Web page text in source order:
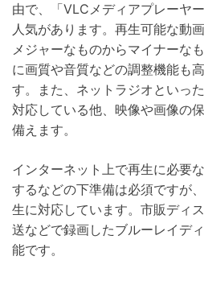
由で、「VLCメディアプレーヤ
人気があります。再生可能な動
メジャーなものからマイナーな
に画質や音質などの調整機能も
す。また、ネットラジオといっ
対応している他、映像や画像の
備えます。
インターネット上で再生に必要
するなどの下準備は必須ですが
生に対応しています。市販ディ
送などで録画したブルーレイデ
能です。